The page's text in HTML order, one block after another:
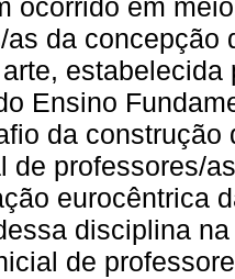
ocorrido em
as da concepção
Ensino
da
de professores/
eurocêntrica
disciplina
de